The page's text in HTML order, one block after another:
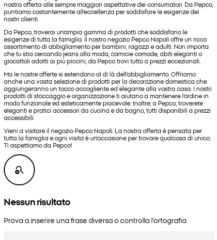
nostra offerta alle sempre maggiori aspettative dei consumatori. Da Pepco,
puntiamo costantemente all’eccellenza per soddisfare le esigenze dei
nostri clienti.
Da Pepco, troverai un'ampia gamma di prodotti che soddisfano le
esigenze di tutta la famiglia. Il nostro negozio Pepco Napoli offre un ricco
assortimento di abbigliamento per bambini, ragazzi e adulti. Non importa
che tu stia cercando jeans alla moda, camicie comode, abiti eleganti o
giocattoli adatti ai più piccini, da Pepco trovi tutto a prezzi eccezionali.
Ma le nostre offerte si estendono al di là dell'abbigliamento. Offriamo
anche una vasta selezione di prodotti per la decorazione domestica che
aggiungeranno un tocco accogliente ed elegante alla vostra casa. I nostri
prodotti di stoccaggio e organizzazione ti aiutano a mantenere l'ordine in
modo funzionale ed esteticamente piacevole. Inoltre, a Pepco, troverete
eleganti e pratici accessori da cucina e da bagno, tutti disponibili a prezzi
accessibili.
Vieni a visitare il negozio Pepco Napoli. La nostra offerta è pensata per
tutta la famiglia e ogni visita è un'occasione per trovare qualcosa di unico.
Ti aspettiamo da Pepco!
Nessun risultato
Prova a inserire una frase diversa o controlla l'ortografia